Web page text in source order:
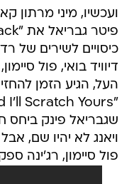
כיסויים לשירים של
דיוויד בואי, פול
העל, הגיע הזמן
שגבריאל פינק ביחס
ויאנג לא יהיו שם, אבל
פול סיימון, רג'ינה